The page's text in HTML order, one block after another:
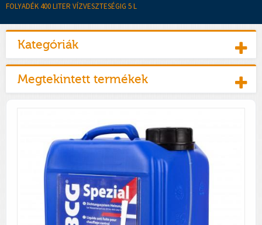
FOLYADÉK 400 LITER VÍZVESZTESÉGIG 5 L
Kategóriák
Megtekintett termékek